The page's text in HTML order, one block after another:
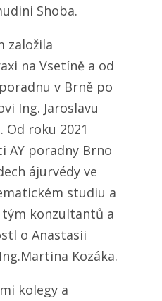
Shoba.
založila
na Vsetíně a od
v Brně po
Ing. Jaroslavu
Od roku 2021
AY poradny Brno
ájurvédy ve
studiu a
tým konzultantů a
o Anastasii
Kozáka.
kolegy a